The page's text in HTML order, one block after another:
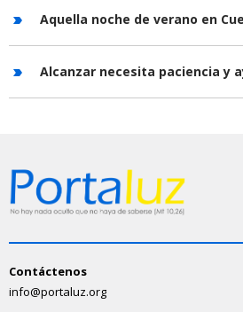
Aquella noche de verano en
Alcanzar necesita paciencia y
Contáctenos
info@portaluz.org